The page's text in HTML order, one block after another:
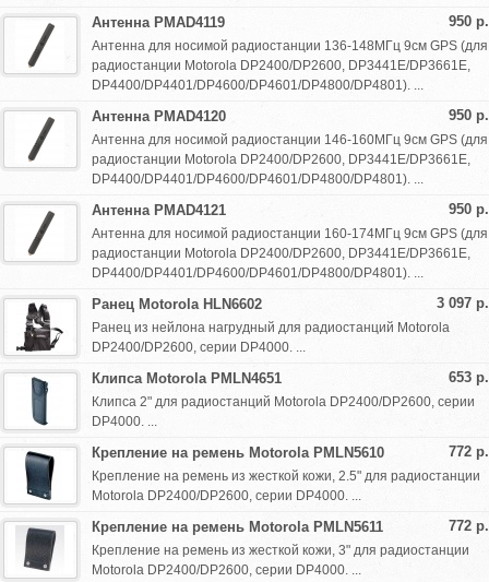
950 р.
Антенна PMAD4119
Антенна для носимой радиостанции 136-148МГц 9см GPS (для
радиостанции Motorola DP2400/DP2600, DP3441E/DP3661E,
DP4400/DP4401/DP4600/DP4601/DP4800/DP4801). ...
950 р.
Антенна PMAD4120
Антенна для носимой радиостанции 146-160МГц 9см GPS (для
радиостанции Motorola DP2400/DP2600, DP3441E/DP3661E,
DP4400/DP4401/DP4600/DP4601/DP4800/DP4801). ...
950 р.
Антенна PMAD4121
Антенна для носимой радиостанции 160-174МГц 9см GPS (для
радиостанции Motorola DP2400/DP2600, DP3441E/DP3661E,
DP4400/DP4401/DP4600/DP4601/DP4800/DP4801). ...
3 097 р.
Ранец Motorola HLN6602
Ранец из нейлона нагрудный для радиостанций Motorola
DP2400/DP2600, серии DP4000. ...
653 р.
Клипса Motorola PMLN4651
Клипса 2" для радиостанций Motorola DP2400/DP2600, серии
DP4000. ...
772 р.
Крепление на ремень Motorola PMLN5610
Крепление на ремень из жесткой кожи, 2.5" для радиостанции
Motorola DP2400/DP2600, серии DP4000. ...
772 р.
Крепление на ремень Motorola PMLN5611
Крепление на ремень из жесткой кожи, 3" для радиостанции
Motorola DP2400/DP2600, серии DP4000. ...